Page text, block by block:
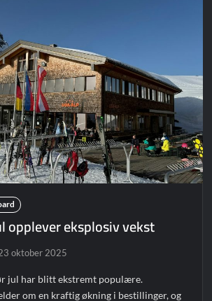
opplever eksplosiv vekst
oktober 2025
jul har blitt ekstremt populære.
om en kraftig økning i bestillinger, og